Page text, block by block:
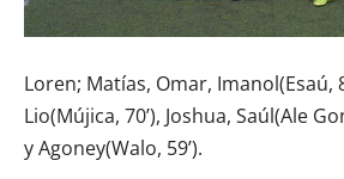
Loren; Matías, Omar, Imanol(Esaú,
Lio(Mújica, 70’), Joshua, Saúl(Ale
y Agoney(Walo, 59’).